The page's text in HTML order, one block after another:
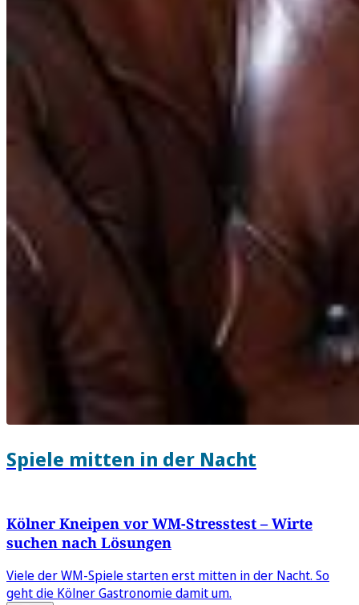
Spiele mitten in der Nacht
Kölner Kneipen vor WM-Stresstest – Wirte
suchen nach Lösungen
Viele der WM-Spiele starten erst mitten in der Nacht. So
geht die Kölner Gastronomie damit um.